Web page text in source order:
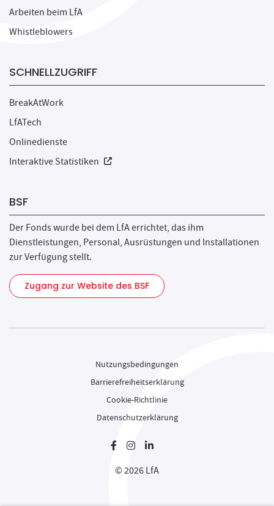
Arbeiten beim LfA
Whistleblowers
SCHNELLZUGRIFF
BreakAtWork
LfATech
Onlinedienste
Interaktive Statistiken Neues Fenster
BSF
Der Fonds wurde bei dem LfA errichtet, das ihm
Dienstleistungen, Personal, Ausrüstungen und Installationen
zur Verfügung stellt.
Zugang zur Website des BSF
Nutzungsbedingungen
Barrierefreiheitserklärung
Cookie-Richtlinie
Datenschutzerklärung
Neues Fenster
Neues Fenster
Neues Fenster
© 2026 LfA